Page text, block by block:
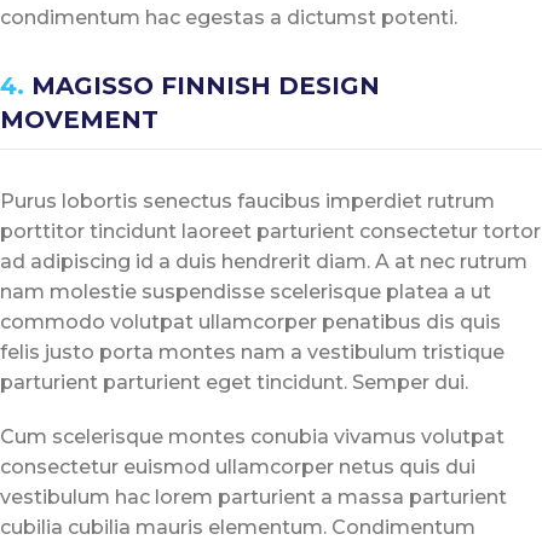
condimentum hac egestas a dictumst potenti.
4. MAGISSO FINNISH DESIGN
MOVEMENT
Purus lobortis senectus faucibus imperdiet rutrum
porttitor tincidunt laoreet parturient consectetur tortor
ad adipiscing id a duis hendrerit diam. A at nec rutrum
nam molestie suspendisse scelerisque platea a ut
commodo volutpat ullamcorper penatibus dis quis
felis justo porta montes nam a vestibulum tristique
parturient parturient eget tincidunt. Semper dui.
Cum scelerisque montes conubia vivamus volutpat
consectetur euismod ullamcorper netus quis dui
vestibulum hac lorem parturient a massa parturient
cubilia cubilia mauris elementum. Condimentum